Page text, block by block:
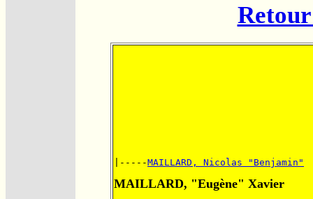
|-----MAILLARD, Nicolas "Benjamin"
MAILLARD, "Eugène" Xavier